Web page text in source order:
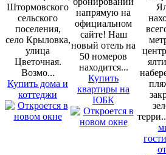
Штормовского
сельского
поселения,
село Крыловка,
улица
Цветочная.
Возмо...
Купить дома и
коттеджи
напрямую на
официальном
сайте! Наш
новый отель на
50 номеров
находится...
Купить
квартиры на
ЮБК